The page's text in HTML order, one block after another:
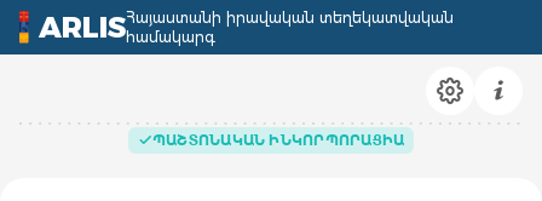
ARLISՀայաստանի իրավական տեղեկատվական
համակարգ
ՊԱՇՏՈՆԱԿԱՆ ԻՆԿՈՐՊՈՐԱՑԻԱ